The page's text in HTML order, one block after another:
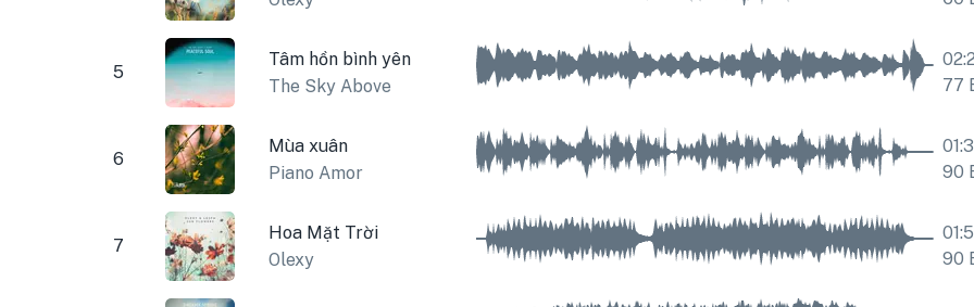
5
Tâm hồn bình yên
The Sky Above
77
6
Mùa xuân
Piano Amor
90
7
Hoa Mặt Trời
Olexy
90